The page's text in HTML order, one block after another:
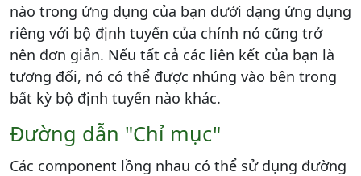
nào trong ứng dụng của bạn dưới dạng ứng dụng
riêng với bộ định tuyến của chính nó cũng trở
nên đơn giản. Nếu tất cả các liên kết của bạn là
tương đối, nó có thể được nhúng vào bên trong
bất kỳ bộ định tuyến nào khác.
Đường dẫn "Chỉ mục"
Các component lồng nhau có thể sử dụng đường